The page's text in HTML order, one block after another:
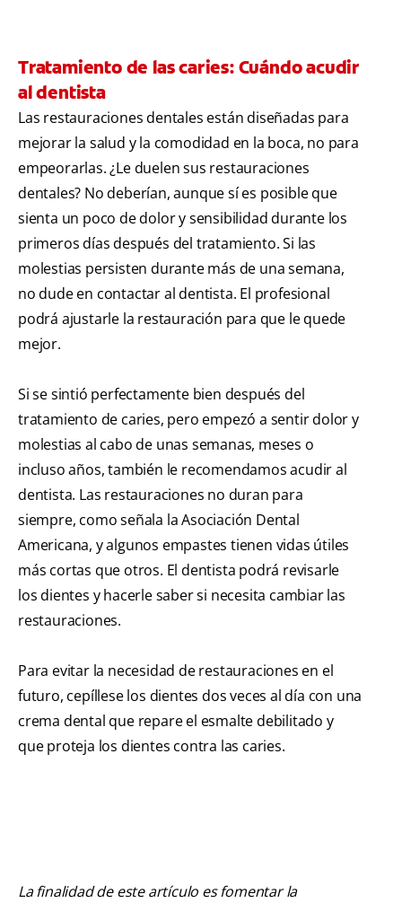
Tratamiento de las caries: Cuándo acudir
al dentista
Las restauraciones dentales están diseñadas para
mejorar la salud y la comodidad en la boca, no para
empeorarlas. ¿Le duelen sus restauraciones
dentales? No deberían, aunque sí es posible que
sienta un poco de dolor y sensibilidad durante los
primeros días después del tratamiento. Si las
molestias persisten durante más de una semana,
no dude en contactar al dentista. El profesional
podrá ajustarle la restauración para que le quede
mejor.
Si se sintió perfectamente bien después del
tratamiento de caries, pero empezó a sentir dolor y
molestias al cabo de unas semanas, meses o
incluso años, también le recomendamos acudir al
dentista. Las restauraciones no duran para
siempre, como señala la Asociación Dental
Americana, y algunos empastes tienen vidas útiles
más cortas que otros. El dentista podrá revisarle
los dientes y hacerle saber si necesita cambiar las
restauraciones.
Para evitar la necesidad de restauraciones en el
futuro, cepíllese los dientes dos veces al día con una
crema dental que repare el esmalte debilitado y
que proteja los dientes contra las caries.
La finalidad de este artículo es fomentar la